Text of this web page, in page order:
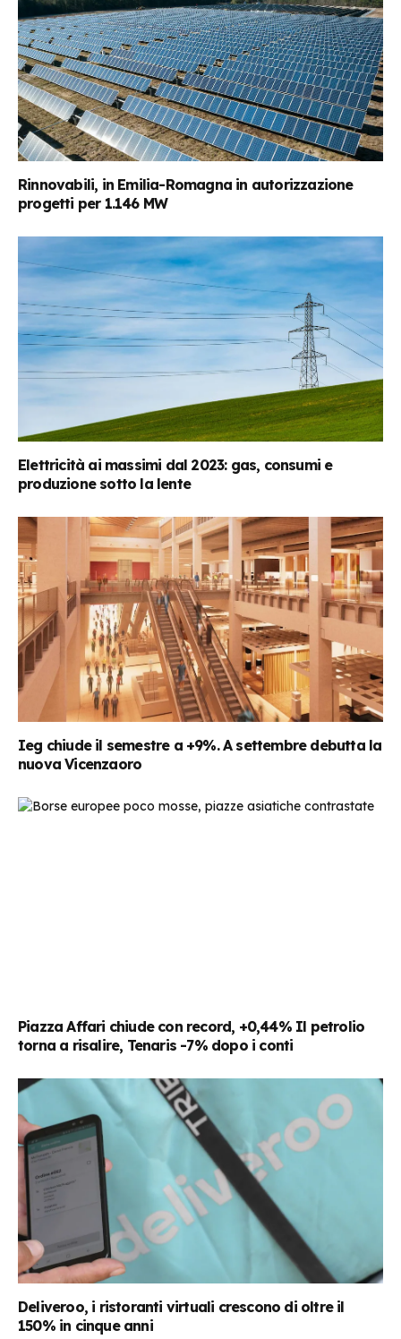
Rinnovabili, in Emilia-Romagna in autorizzazione
progetti per 1.146 MW
Elettricità ai massimi dal 2023: gas, consumi e
produzione sotto la lente
Ieg chiude il semestre a +9%. A settembre debutta la
nuova Vicenzaoro
Piazza Affari chiude con record, +0,44% Il petrolio
torna a risalire, Tenaris -7% dopo i conti
Deliveroo, i ristoranti virtuali crescono di oltre il
150% in cinque anni